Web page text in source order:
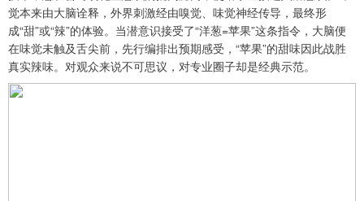
觉本来由大脑诠释，外界刺激经由嗅觉、味觉神经传导，最终形
成“甜”或“辣”的体验。当潜意识接受了“洋葱=苹果”这条指令，大脑便
在味觉未触及舌尖前，先行编排出预期感受，“苹果”的甜味因此战胜
真实辣味。对观众来说不可思议，对专业圈子却是经典示范。